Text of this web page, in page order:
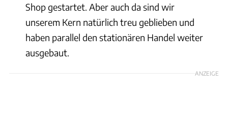
Shop gestartet. Aber auch da sind wir
unserem Kern natürlich treu geblieben und
haben parallel den stationären Handel weiter
ausgebaut.
ANZEIGE